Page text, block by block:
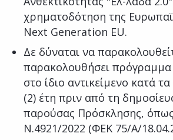
χρηματοδότηση της
Next Generation EU.
Δε δύναται να
παρακολουθήσει πρόγραμμα
στο ίδιο αντικείμενο κατά
(2) έτη πριν από τη
παρούσας Πρόσκλησης, όπως
Ν.4921/2022 (ΦΕΚ 75/Α/